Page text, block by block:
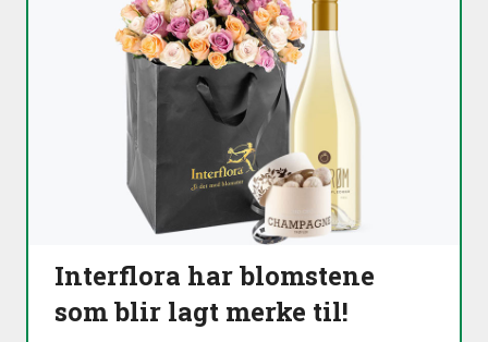
Interflora har blomstene
som blir lagt merke til!